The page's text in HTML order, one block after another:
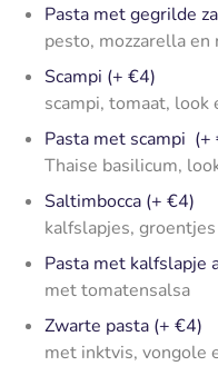
Pasta met gegrilde
pesto, mozzarella en
Scampi (+ €4)
scampi, tomaat, look
Pasta met scampi (+
Thaise basilicum,
Saltimbocca (+ €4)
kalfslapjes,
Pasta met kalfslapje
met tomatensalsa
Zwarte pasta (+ €4)
met inktvis, vongole